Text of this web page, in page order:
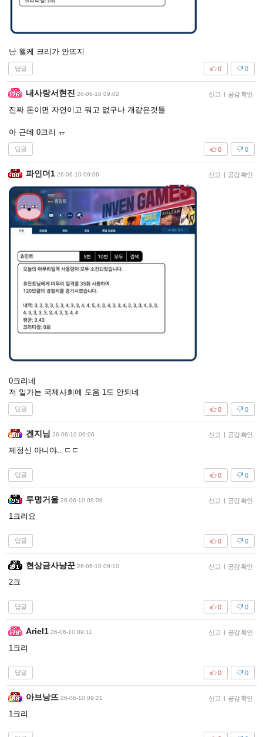
난 왤케 크리가 안뜨지
답글 0
0
내사랑서현진 26-06-10 09:02 신고 | 공감 확인
진짜 돈이면 자연이고 뭐고 없구나 개같은것들
아 근데 0크리 ㅠ
답글 0
0
파인더1 26-06-10 09:06 신고 | 공감 확인
0크리네
저 일가는 국제사회에 도움 1도 안되네
답글 0
0
겐지님 26-06-10 09:06 신고 | 공감 확인
제정신 아니야.. ㄷㄷ
답글 0
0
투명거울 26-06-10 09:09 신고 | 공감 확인
1크리요
답글 0
0
현상금사냥꾼 26-06-10 09:10 신고 | 공감 확인
2크
답글 0
0
Ariel1 26-06-10 09:11 신고 | 공감 확인
1크리
답글 0
0
아브낭뜨 26-06-10 09:21 신고 | 공감 확인
1크리